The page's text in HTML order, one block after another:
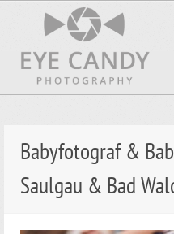
Babyfotograf &
Saulgau & Bad